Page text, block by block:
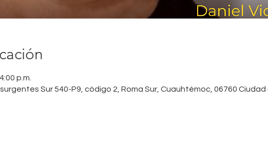
p.m.
Sur 540-P9, código 2, Roma Sur, Cuauhtémoc, 06760 Ciudad